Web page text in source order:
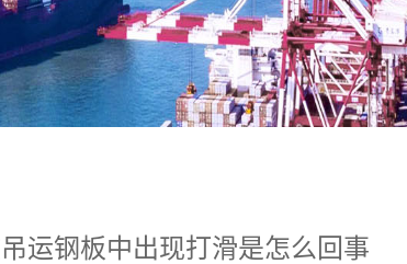
运钢板中出现打滑是怎么回事